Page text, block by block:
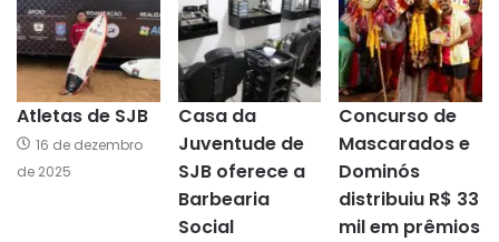
Atletas de SJB
16 de dezembro
de 2025
Casa da
Juventude de
SJB oferece a
Barbearia
Social
Concurso de
Mascarados e
Dominós
distribuiu R$ 33
mil em prêmios